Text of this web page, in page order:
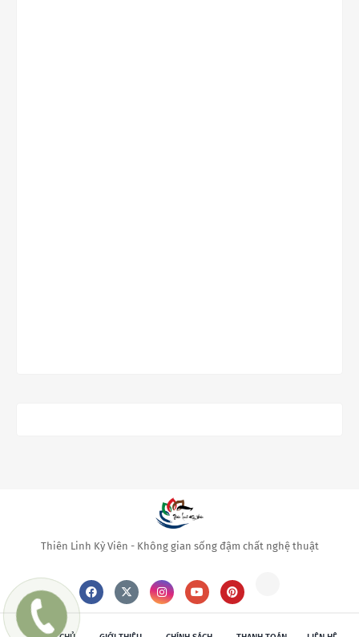
Thiên Linh Kỳ Viên - Không gian sống đậm chất nghệ thuật